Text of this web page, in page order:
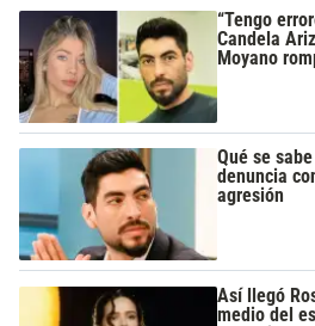
“Tengo
Candela
Moyano
Qué se
denuncia
agresión
Así llegó
medio del